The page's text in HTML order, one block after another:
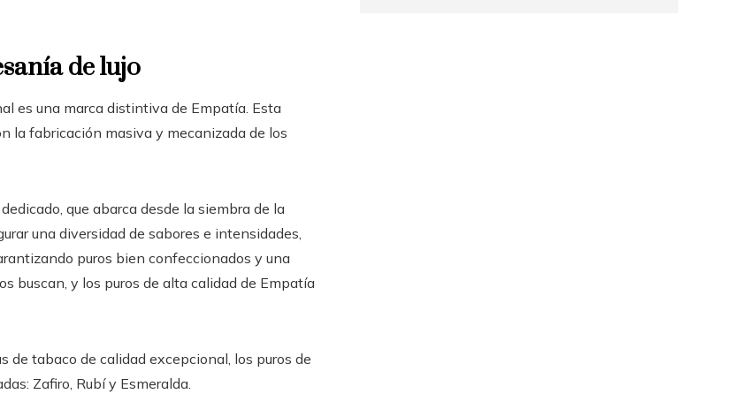
de lujo
es una marca distintiva de Empatía. Esta
la fabricación masiva y mecanizada de los
que abarca desde la siembra de la
una diversidad de sabores e intensidades,
puros bien confeccionados y una
buscan, y los puros de alta calidad de Empatía
de tabaco de calidad excepcional, los puros de
Zafiro, Rubí y Esmeralda.